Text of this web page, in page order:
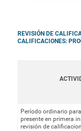
REVISIÓN DE
CALIFICACIONES:
Período ordinario
presente en primera
revisión de